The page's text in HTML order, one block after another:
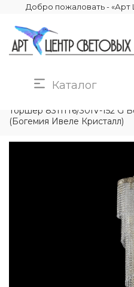
Добро пожаловать -
Каталог
Торшер 83111T6/30IV-152 G
(Богемия Ивеле Кристалл)